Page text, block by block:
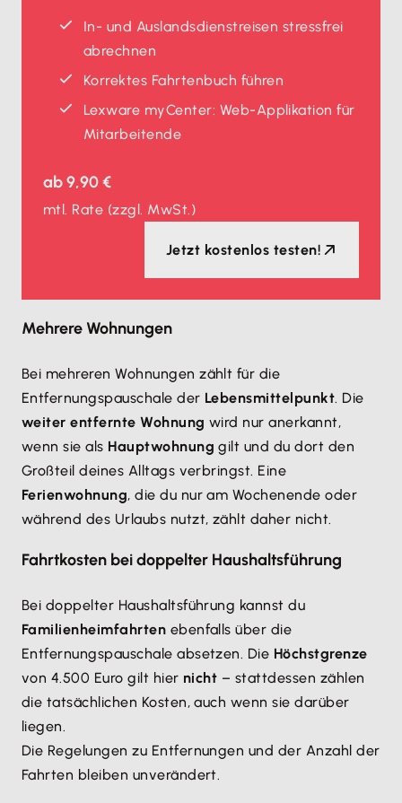
In- und Auslands­dienstreisen stressfrei
abrechnen
Korrektes Fahrtenbuch führen
Lexware myCenter: Web-Applikation für
Mitarbeitende
ab9,90 €
mtl. Rate (zzgl. MwSt.)
Jetzt kostenlos testen!
Mehrere Wohnungen
Bei mehreren Wohnungen zählt für die
Entfernungspauschale der Lebensmittelpunkt. Die
weiter entfernte Wohnung wird nur anerkannt,
wenn sie als Hauptwohnung gilt und du dort den
Großteil deines Alltags verbringst. Eine
Ferienwohnung, die du nur am Wochenende oder
während des Urlaubs nutzt, zählt daher nicht.
Fahrtkosten bei doppelter Haushaltsführung
Bei doppelter Haushaltsführung kannst du
Familienheimfahrten ebenfalls über die
Entfernungspauschale absetzen. Die Höchstgrenze
von 4.500 Euro gilt hier nicht – stattdessen zählen
die tatsächlichen Kosten, auch wenn sie darüber
liegen.
Die Regelungen zu Entfernungen und der Anzahl der
Fahrten bleiben unverändert.